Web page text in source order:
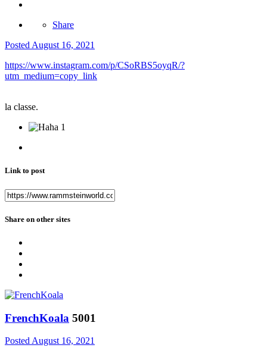
Share
Posted August 16, 2021
https://www.instagram.com/p/CSoRBS5oyqR/?
utm_medium=copy_link
la classe.
1
Link to post
Share on other sites
FrenchKoala 5001
PostedAugust 16, 2021